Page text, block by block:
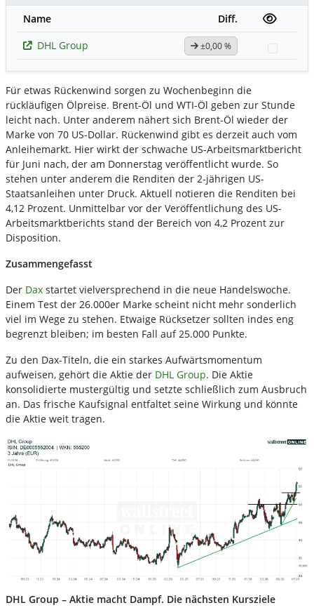
Name
Diff.
DHL Group
±0,00 %
Für etwas Rückenwind sorgen zu Wochenbeginn die
rückläufigen Ölpreise. Brent-Öl und WTI-Öl geben zur Stunde
leicht nach. Unter anderem nähert sich Brent-Öl wieder der
Marke von 70 US-Dollar. Rückenwind gibt es derzeit auch vom
Anleihemarkt. Hier wirkt der schwache US-Arbeitsmarktbericht
für Juni nach, der am Donnerstag veröffentlicht wurde. So
stehen unter anderem die Renditen der 2-jährigen US-
Staatsanleihen unter Druck. Aktuell notieren die Renditen bei
4,12 Prozent. Unmittelbar vor der Veröffentlichung des US-
Arbeitsmarktberichts stand der Bereich von 4,2 Prozent zur
Disposition.
Zusammengefasst
Der Dax startet vielversprechend in die neue Handelswoche.
Einem Test der 26.000er Marke scheint nicht mehr sonderlich
viel im Wege zu stehen. Etwaige Rücksetzer sollten indes eng
begrenzt bleiben; im besten Fall auf 25.000 Punkte.
Zu den Dax-Titeln, die ein starkes Aufwärtsmomentum
aufweisen, gehört die Aktie der DHL Group. Die Aktie
konsolidierte mustergültig und setzte schließlich zum Ausbruch
an. Das frische Kaufsignal entfaltet seine Wirkung und könnte
die Aktie weit tragen.
DHL Group – Aktie macht Dampf. Die nächsten Kursziele